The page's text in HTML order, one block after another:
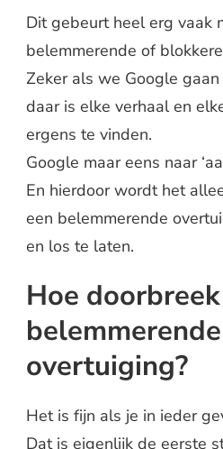
Dit gebeurt heel erg vaak
belemmerende of
Zeker als we Google
daar is elke verhaal en
ergens te vinden.
Google maar eens naar
En hierdoor wordt het
een belemmerende
en los te laten.
Hoe doorbreek
belemmerende
overtuiging?
Het is fijn als je in ieder
Dat is eigenlijk de eerste